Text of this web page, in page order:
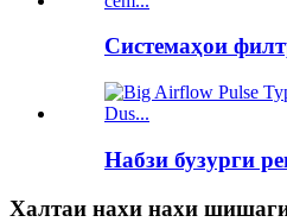
Системаҳои
Набзи бузурги
Халтаи нахи нахи